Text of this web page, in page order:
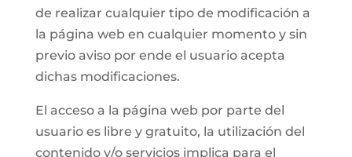
de realizar cualquier tipo de modificación a
la página web en cualquier momento y sin
previo aviso por ende el usuario acepta
dichas modificaciones.
El acceso a la página web por parte del
usuario es libre y gratuito, la utilización del
contenido y/o servicios implica para el